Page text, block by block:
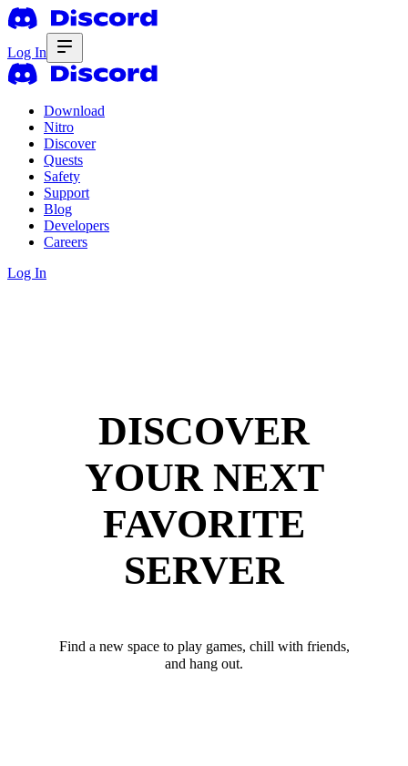
Log In
Download
Nitro
Discover
Quests
Safety
Support
Blog
Developers
Careers
Log In
DISCOVER
YOUR NEXT
FAVORITE
SERVER
Find a new space to play games, chill with friends,
and hang out.